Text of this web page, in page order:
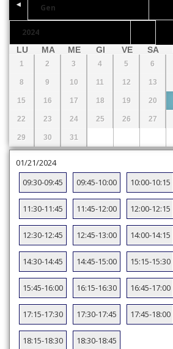
LU MA ME GI VE SA
1 2 3 4 5 6
8 9 10 11 12 13
15 16 17 18 19 20
22 23 24 25 26 27
29 30 31
01/21/2024
09:30-09:45
09:45-10:00 10:00-10:15
11:30-11:45 11:45-12:00 12:00-12:15
12:30-12:45 12:45-13:00 14:00-14:15
14:30-14:45 14:45-15:00 15:15-15:30
15:45-16:00 16:15-16:30 16:45-17:00
17:15-17:30 17:30-17:45 17:45-18:00
18:15-18:30 18:30-18:45